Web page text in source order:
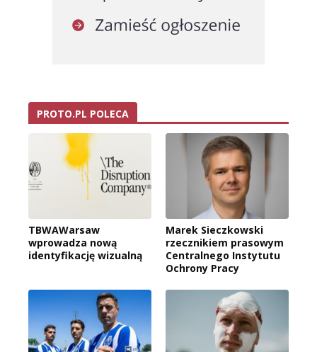
PROTO.PL POLECA
TBWAWarsaw
wprowadza nową
identyfikację wizualną
Marek Sieczkowski
rzecznikiem prasowym
Centralnego Instytutu
Ochrony Pracy